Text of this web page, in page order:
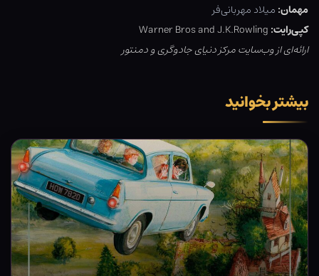
مهمان: میلاد مهربانی‌فر
کپی‌رایت: Warner Bros and J.K.Rowling
ارائه‌ای از وب‌سایت مرکز دنیای جادوگری و دمنتور
بیشتر بخوانید